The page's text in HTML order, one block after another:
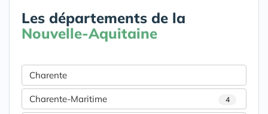
Les départements de la
Nouvelle-Aquitaine
Charente
Charente-Maritime 4